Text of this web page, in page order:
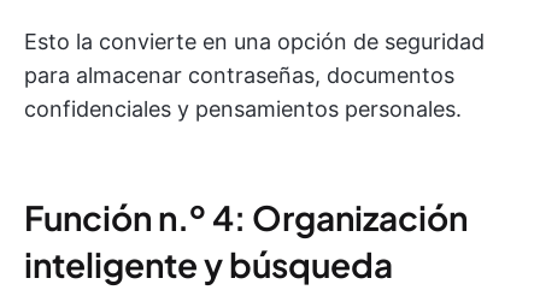
Esto la convierte en una opción de seguridad
para almacenar contraseñas, documentos
confidenciales y pensamientos personales.
Función n.º 4: Organización
inteligente y búsqueda